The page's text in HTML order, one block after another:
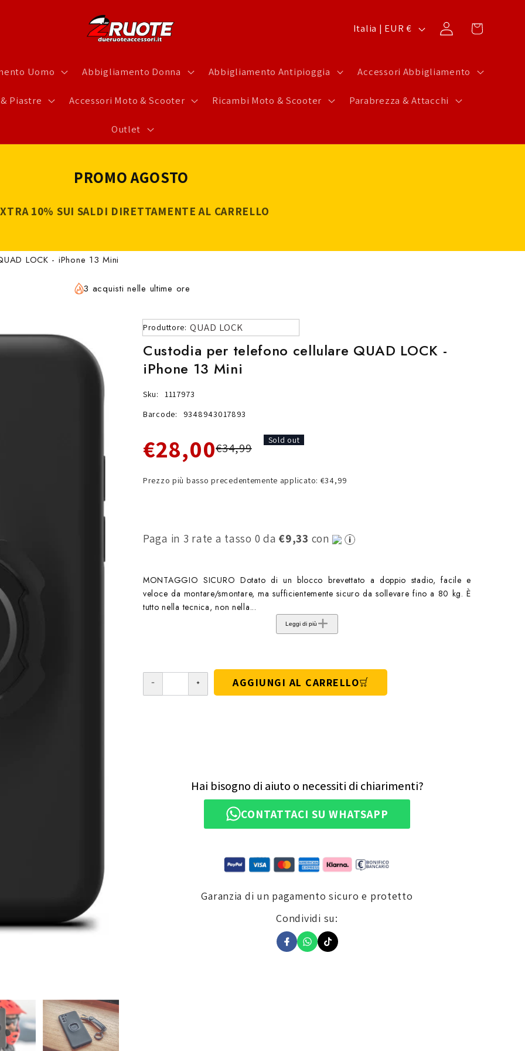
Uomo Abbigliamento Donna Abbigliamento Antipioggia Accessori Abbigliamento
Piastre Accessori Moto & Scooter Ricambi Moto & Scooter Parabrezza & Attacchi
Outlet
e
A
f
Italia | EUR € Accedi Carrello
PROMO AGOSTO
10% SUI SALDI DIRETTAMENTE AL CARRELLO
LOCK - iPhone 13 Mini
3 acquisti nelle ultime ore
Produttore: QUAD LOCK
Custodia per telefono cellulare QUAD LOCK -
iPhone 13 Mini
Sku:
1117973
Barcode:
9348943017893
€28,00€34,99
Sold out
Prezzo più basso precedentemente applicato: €34,99
Paga in 3 rate a tasso 0 da€9,33 con
MONTAGGIO SICURO Dotato di un blocco brevettato a doppio stadio, facile e
veloce da montare/smontare, ma sufficientemente sicuro da sollevare fino a 80 kg. È
tutto nella tecnica, non nella...
Leggi di più
AGGIUNGI AL CARRELLO
Hai bisogno di aiuto o necessiti di chiarimenti?
CONTATTACI SU WHATSAPP
Garanzia di un pagamento sicuro e protetto
Condividi su: